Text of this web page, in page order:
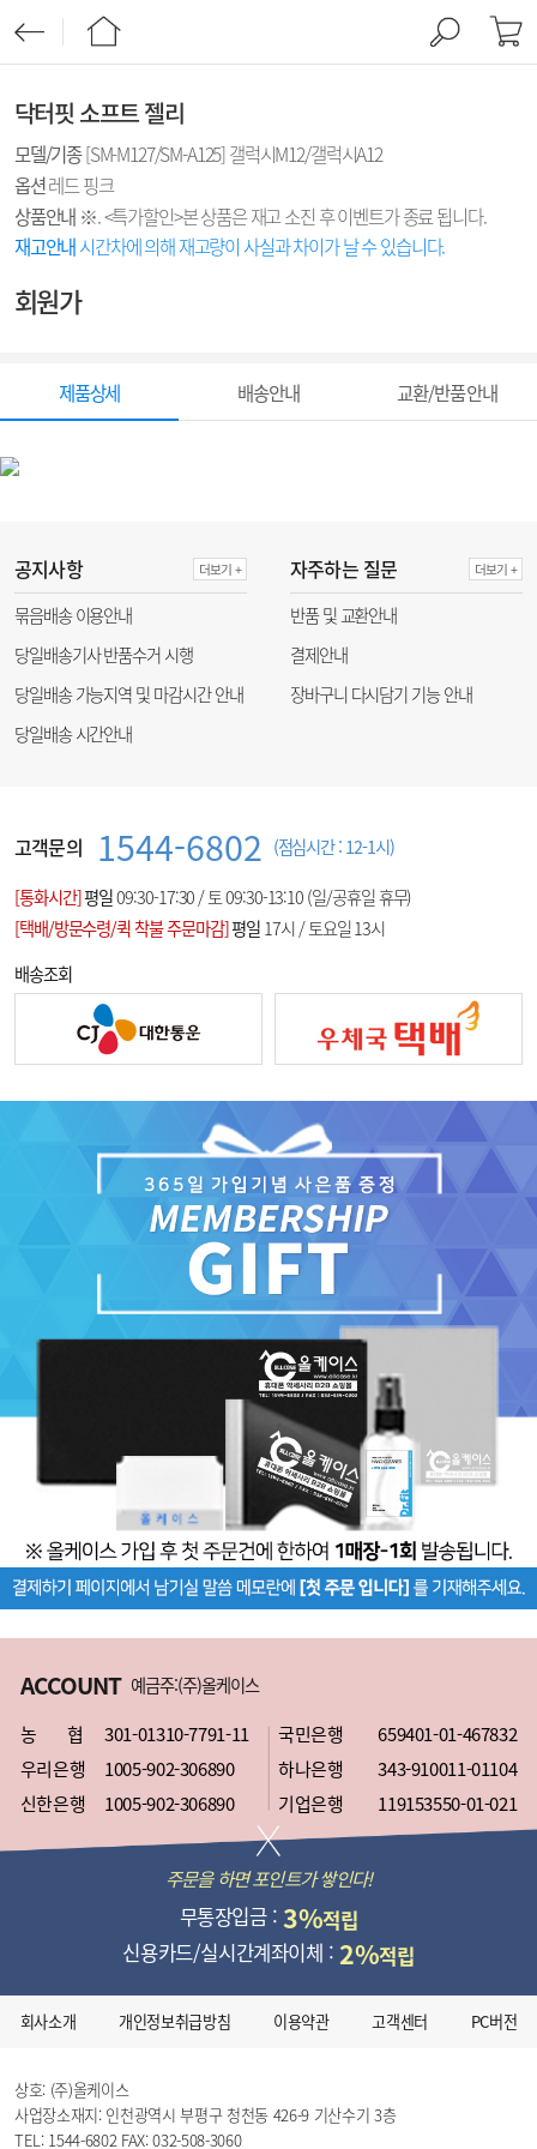
닥터핏 소프트 젤리
모델/기종[SM-M127/SM-A125] 갤럭시M12/갤럭시A12
옵션레드 핑크
상품안내 ※. <특가할인>본 상품은 재고 소진 후 이벤트가 종료 됩니다.
재고안내시간차에 의해 재고량이 사실과 차이가 날 수 있습니다.
회원가
제품상세 배송안내 교환/반품 안내
공지사항 더보기 +
묶음배송 이용안내
당일배송기사 반품수거 시행
당일배송 가능지역 및 마감시간 안내
당일배송 시간안내
자주하는 질문 더보기 +
반품 및 교환안내
결제안내
장바구니 다시담기 기능 안내
고객문의 1544-6802 (점심시간 : 12-1시)
[통화시간]평일09:30-17:30 / 토 09:30-13:10 (일/공휴일 휴무)
[택배/방문수령/퀵 착불 주문마감]평일 17시 / 토요일 13시
배송조회
ACCOUNT 예금주:(주)올케이스
농 협
301-01310-7791-11 국민은행
659401-01-467832
우리은행
1005-902-306890 하나은행
343-910011-01104
신한은행
1005-902-306890 기업은행 119153550-01-021
주문을 하면 포인트가 쌓인다!
무통장입금 : 3%적립
신용카드/실시간계좌이체 : 2%적립
회사소개 개인정보취급방침 이용약관 고객센터 PC버전
상호: (주)올케이스
사업장소재지: 인천광역시 부평구 청천동 426-9 기산수기 3층
TEL: 1544-6802 FAX: 032-508-3060